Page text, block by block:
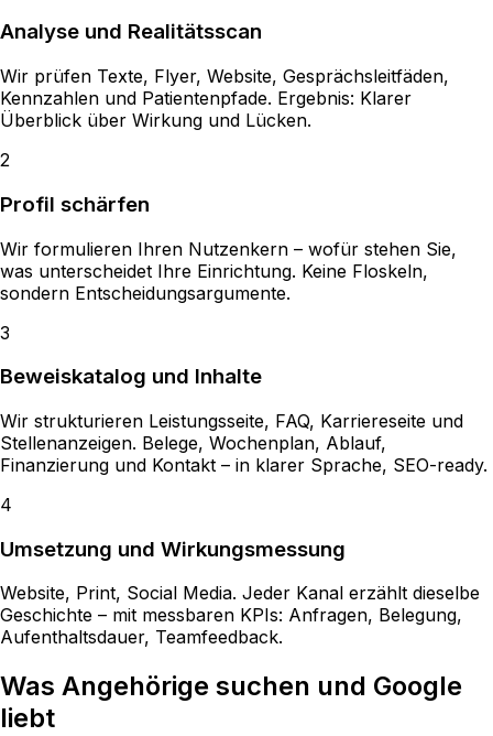
Analyse und Realitätsscan
Wir prüfen Texte, Flyer, Website, Gesprächsleitfäden,
Kennzahlen und Patientenpfade. Ergebnis: Klarer
Überblick über Wirkung und Lücken.
2
Profil schärfen
Wir formulieren Ihren Nutzenkern – wofür stehen Sie,
was unterscheidet Ihre Einrichtung. Keine Floskeln,
sondern Entscheidungsargumente.
3
Beweiskatalog und Inhalte
Wir strukturieren Leistungsseite, FAQ, Karriereseite und
Stellenanzeigen. Belege, Wochenplan, Ablauf,
Finanzierung und Kontakt – in klarer Sprache, SEO-ready.
4
Umsetzung und Wirkungsmessung
Website, Print, Social Media. Jeder Kanal erzählt dieselbe
Geschichte – mit messbaren KPIs: Anfragen, Belegung,
Aufenthaltsdauer, Teamfeedback.
Was Angehörige suchen und Google
liebt